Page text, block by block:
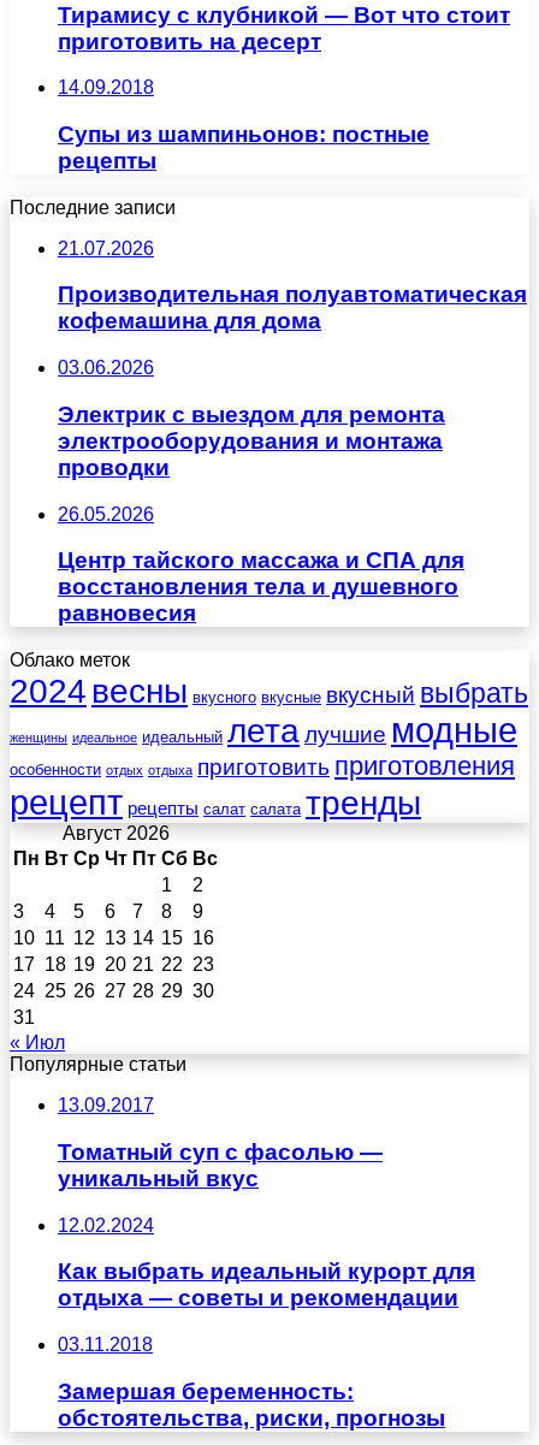
Тирамису с клубникой — Вот что стоит
приготовить на десерт
14.09.2018
Супы из шампиньонов: постные
рецепты
Последние записи
21.07.2026
Производительная полуавтоматическая
кофемашина для дома
03.06.2026
Электрик с выездом для ремонта
электрооборудования и монтажа
проводки
26.05.2026
Центр тайского массажа и СПА для
восстановления тела и душевного
равновесия
Облако меток
2024 весны вкусного вкусные вкусный выбрать
женщины идеальное идеальный леталучшие модные
особенности отдых отдыха приготовить приготовления
рецепт рецепты салат салата тренды
Август 2026
Пн Вт Ср Чт Пт Сб Вс
1
2
3
4 5 6 7 8
9
10 11 12 13 14 15 16
17 18 19 20 21 22 23
24 25 26 27 28 29 30
31
« Июл
Популярные статьи
13.09.2017
Томатный суп с фасолью —
уникальный вкус
12.02.2024
Как выбрать идеальный курорт для
отдыха — советы и рекомендации
03.11.2018
Замершая беременность:
обстоятельства, риски, прогнозы